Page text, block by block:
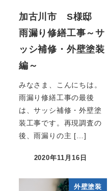
加古川市 S様邸
雨漏り修繕工事～サ
ッシ補修・外壁塗装
編～
みなさま、こんにちは。
雨漏り修繕工事の最後
は、サッシ補修・外壁塗
装工事です。再現調査の
後、雨漏りの主 […]
2020年11月16日
外壁塗装